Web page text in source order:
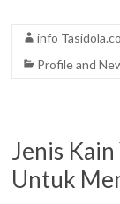
info
Profile and
Jenis Kain
Untuk